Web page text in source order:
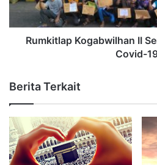
Rumkitlap Kogabwilhan II
Covid-
Berita Terkait